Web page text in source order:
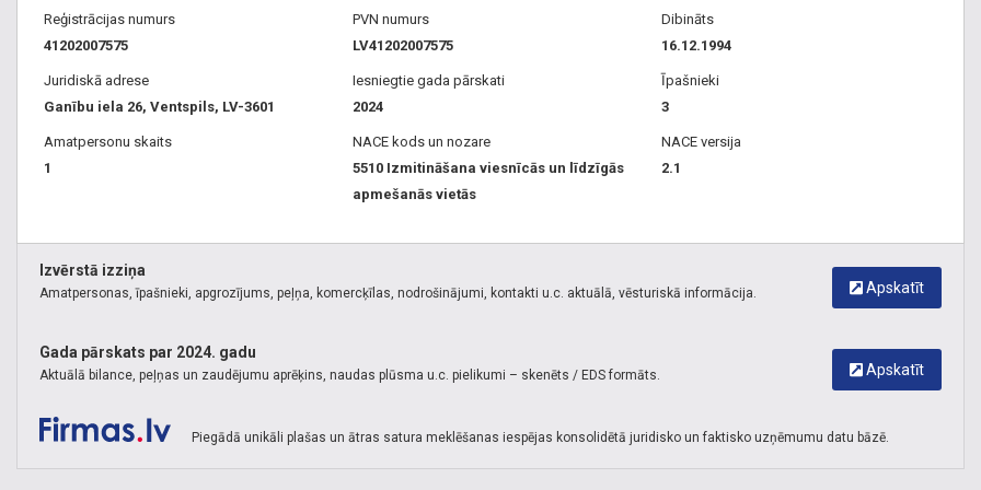
Reģistrācijas numurs
41202007575
PVN numurs
LV41202007575
Dibināts
16.12.1994
Juridiskā adrese
Ganību iela 26, Ventspils, LV-3601
Iesniegtie gada pārskati
2024
Īpašnieki
3
Amatpersonu skaits
1
NACE kods un nozare
5510 Izmitināšana viesnīcās un līdzīgās
apmešanās vietās
NACE versija
2.1
Apskatīt
Izvērstā izziņa
Amatpersonas, īpašnieki, apgrozījums, peļņa, komercķīlas, nodrošinājumi, kontakti u.c. aktuālā, vēsturiskā informācija.
Apskatīt
Gada pārskats par 2024. gadu
Aktuālā bilance, peļņas un zaudējumu aprēķins, naudas plūsma u.c. pielikumi – skenēts / EDS formāts.
Piegādā unikāli plašas un ātras satura meklēšanas iespējas konsolidētā juridisko un faktisko uzņēmumu datu bāzē.